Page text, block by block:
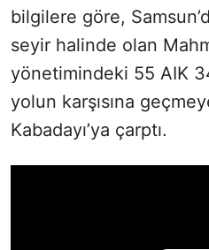
bilgilere göre,
seyir halinde olan
yönetimindeki 55 AIK
yolun karşısına
Kabadayı’ya çarptı.